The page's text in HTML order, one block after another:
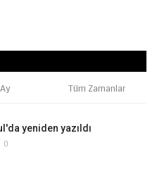
Tüm Zamanlar
yeniden yazıldı
0